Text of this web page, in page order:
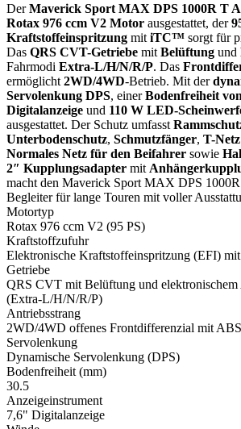
DerMaverick Sport MAX DPS 1000R T
Rotax 976 ccm V2 Motor ausgestattet, der
Kraftstoffeinspritzung mit iTC™ sorgt für
Das QRS CVT-Getriebe mit Belüftung und
Fahrmodi Extra-L/H/N/R/P. Das
ermöglicht 2WD/4WD-Betrieb. Mit der
Servolenkung DPS, einerBodenfreiheit
Digitalanzeige und 110 W LED-
ausgestattet. Der Schutz umfasst
Unterbodenschutz, Schmutzfänger, T-
Normales Netz für den Beifahrer sowie
2″ Kupplungsadapter mit
macht den Maverick Sport MAX DPS
Begleiter für lange Touren mit voller
Motortyp
Rotax 976 ccm V2 (95 PS)
Kraftstoffzufuhr
Elektronische Kraftstoffeinspritzung (EFI)
Getriebe
QRS CVT mit Belüftung und elektronischem
(Extra-L/H/N/R/P)
Antriebsstrang
2WD/4WD offenes Frontdifferenzial mit ABS
Servolenkung
Dynamische Servolenkung (DPS)
Bodenfreiheit (mm)
30.5
Anzeigeinstrument
7,6" Digitalanzeige